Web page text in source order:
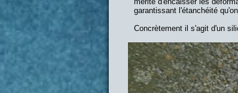
garantissant l'étanchéité
Concrètement il s'agit d'un